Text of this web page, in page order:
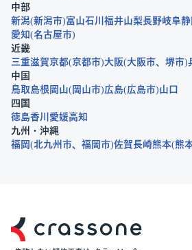
中部
新潟 新潟市 富山石川 福井山梨長野岐阜静
愛知 名古屋市
近畿
三重滋賀京都 京都市 大阪 大阪市 堺市
中国
鳥取 島根 岡山 岡山市 広島 広島市 山口
四国
徳島香川 愛媛高知
九州・沖縄
福岡 北九州市 福岡市 佐賀長崎熊本 熊